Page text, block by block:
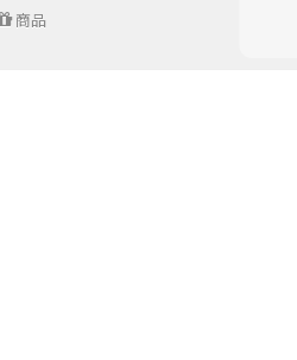
商品